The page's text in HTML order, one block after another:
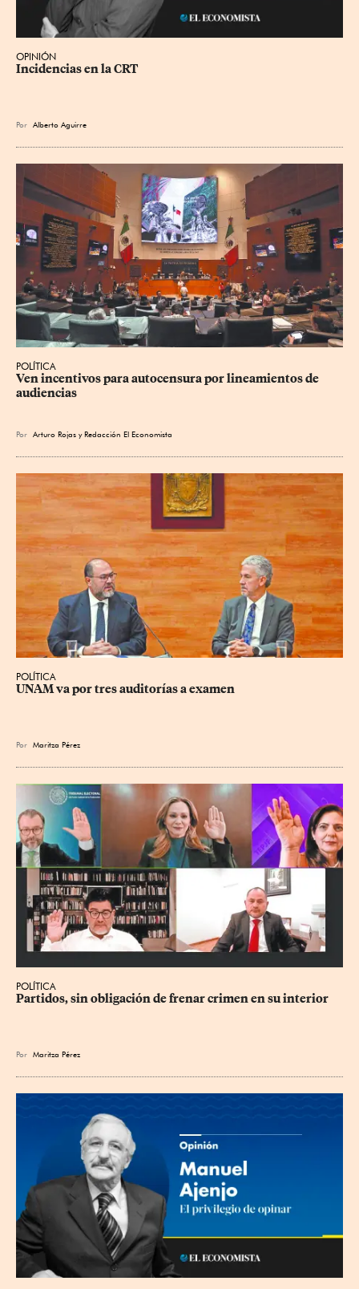
OPINIÓN
Incidencias en la CRT
Por Alberto Aguirre
POLÍTICA
Ven incentivos para autocensura por lineamientos de
audiencias
Por Arturo Rojas yRedacción El Economista
POLÍTICA
UNAM va por tres auditorías a examen
Por Maritza Pérez
POLÍTICA
Partidos, sin obligación de frenar crimen en su interior
Por Maritza Pérez